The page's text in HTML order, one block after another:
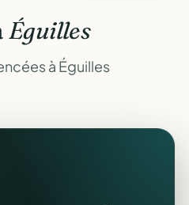
Éguilles
à Éguilles